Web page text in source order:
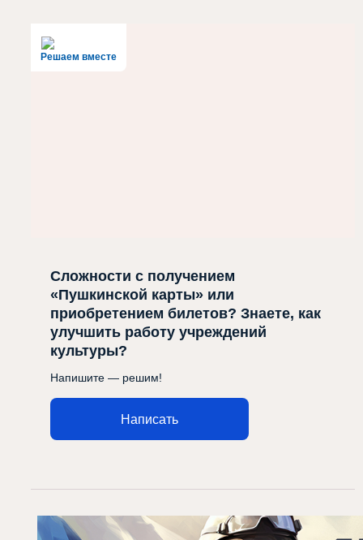
Решаем вместе
Сложности с получением
«Пушкинской карты» или
приобретением билетов? Знаете, как
улучшить работу учреждений
культуры?
Напишите — решим!
Написать